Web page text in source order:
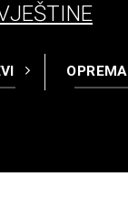
OPREMA